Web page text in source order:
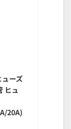
ーズ
ヒュ
20A)